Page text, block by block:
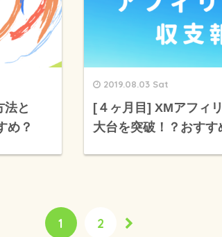
法と
め？
2019.08.03 Sat
[４ヶ月目] XMアフィ
大台を突破！？おすす
1 2